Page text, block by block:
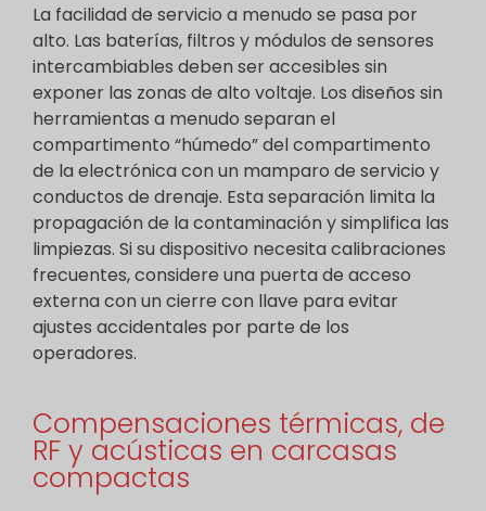
La facilidad de servicio a menudo se pasa por
alto. Las baterías, filtros y módulos de sensores
intercambiables deben ser accesibles sin
exponer las zonas de alto voltaje. Los diseños sin
herramientas a menudo separan el
compartimento “húmedo” del compartimento
de la electrónica con un mamparo de servicio y
conductos de drenaje. Esta separación limita la
propagación de la contaminación y simplifica las
limpiezas. Si su dispositivo necesita calibraciones
frecuentes, considere una puerta de acceso
externa con un cierre con llave para evitar
ajustes accidentales por parte de los
operadores.
Compensaciones térmicas, de
RF y acústicas en carcasas
compactas